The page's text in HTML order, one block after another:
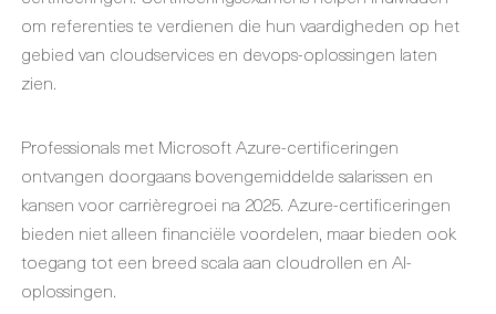
om referenties te verdienen die hun vaardigheden op het
gebied van cloudservices en devops-oplossingen laten
zien.
Professionals met Microsoft Azure-certificeringen
ontvangen doorgaans bovengemiddelde salarissen en
kansen voor carrièregroei na 2025. Azure-certificeringen
bieden niet alleen financiële voordelen, maar bieden ook
toegang tot een breed scala aan cloudrollen en AI-
oplossingen.